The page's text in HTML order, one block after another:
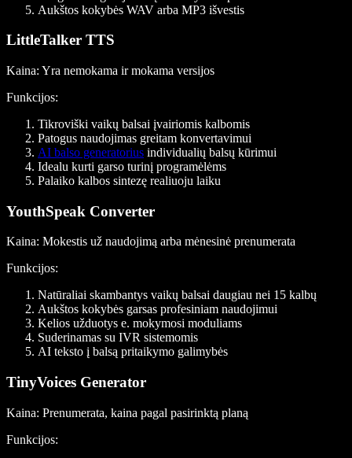
Aukštos kokybės WAV arba MP3 išvestis
LittleTalker TTS
Kaina: Yra nemokama ir mokama versijos
Funkcijos:
Tikroviški vaikų balsai įvairiomis kalbomis
Patogus naudojimas greitam konvertavimui
AI balso generatorius individualių balsų kūrimui
Idealu kurti garso turinį programėlėms
Palaiko kalbos sintezę realiuoju laiku
YouthSpeak Converter
Kaina: Mokestis už naudojimą arba mėnesinė prenumerata
Funkcijos:
Natūraliai skambantys vaikų balsai daugiau nei 15 kalbų
Aukštos kokybės garsas profesiniam naudojimui
Kelios užduotys e. mokymosi moduliams
Suderinamas su IVR sistemomis
AI teksto į balsą pritaikymo galimybės
TinyVoices Generator
Kaina: Prenumerata, kaina pagal pasirinktą planą
Funkcijos: